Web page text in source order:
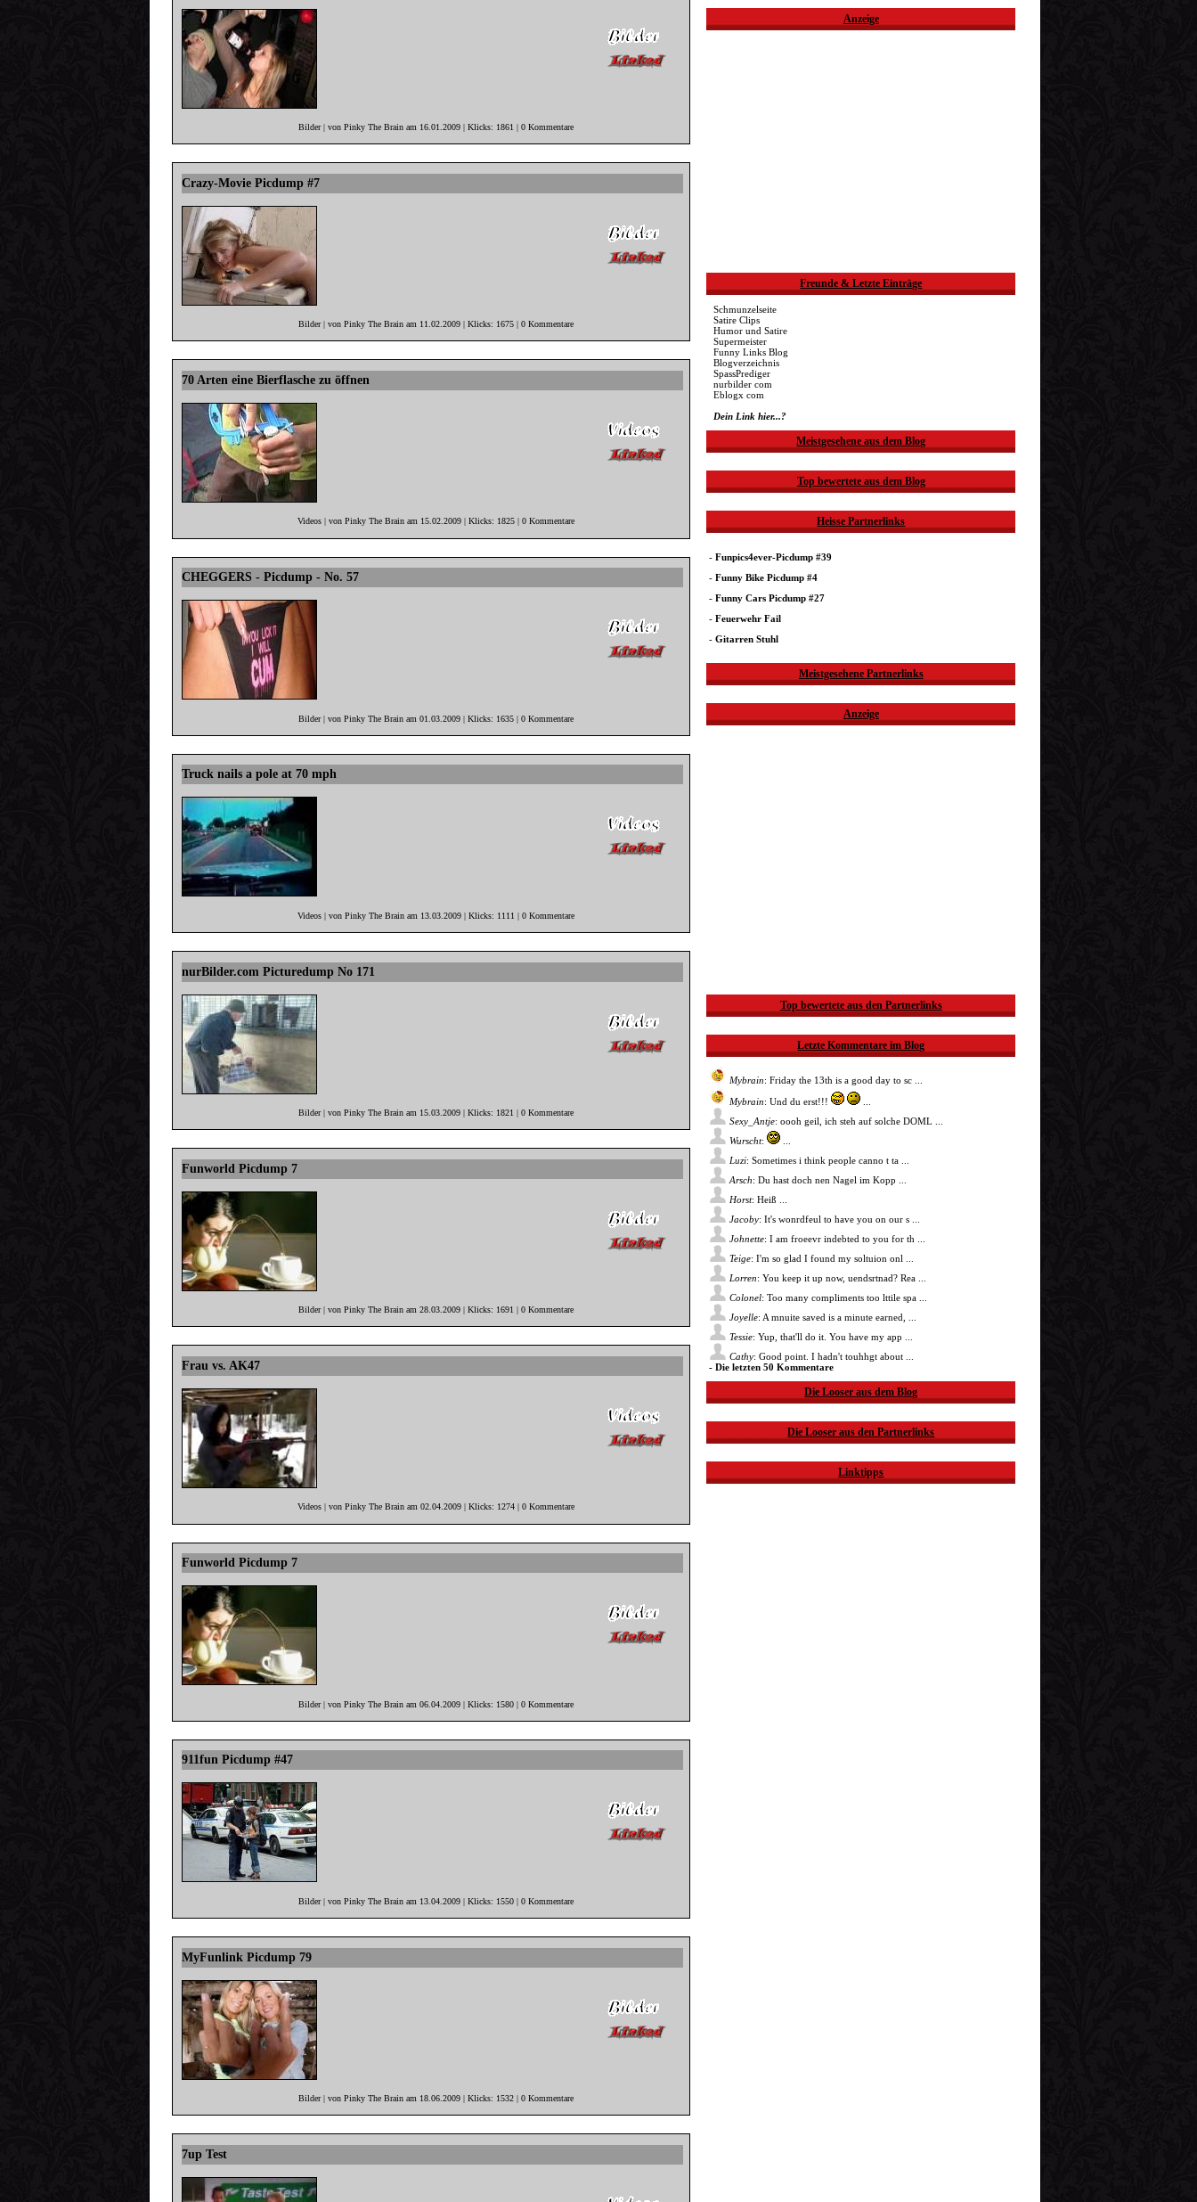
Bilder | von Pinky The Brain am 16.01.2009 | Klicks: 1861 | 0 Kommentare
Crazy-Movie Picdump #7
Bilder | von Pinky The Brain am 11.02.2009 | Klicks: 1675 | 0 Kommentare
70 Arten eine Bierflasche zu öffnen
Videos | von Pinky The Brain am 15.02.2009 | Klicks: 1825 | 0 Kommentare
CHEGGERS - Picdump - No. 57
Bilder | von Pinky The Brain am 01.03.2009 | Klicks: 1635 | 0 Kommentare
Truck nails a pole at 70 mph
Videos | von Pinky The Brain am 13.03.2009 | Klicks: 1111 | 0 Kommentare
nurBilder.com Picturedump No 171
Bilder | von Pinky The Brain am 15.03.2009 | Klicks: 1821 | 0 Kommentare
Funworld Picdump 7
Bilder | von Pinky The Brain am 28.03.2009 | Klicks: 1691 | 0 Kommentare
Frau vs. AK47
Videos | von Pinky The Brain am 02.04.2009 | Klicks: 1274 | 0 Kommentare
Funworld Picdump 7
Bilder | von Pinky The Brain am 06.04.2009 | Klicks: 1580 | 0 Kommentare
911fun Picdump #47
Bilder | von Pinky The Brain am 13.04.2009 | Klicks: 1550 | 0 Kommentare
MyFunlink Picdump 79
Bilder | von Pinky The Brain am 18.06.2009 | Klicks: 1532 | 0 Kommentare
7up Test
Anzeige
Freunde & Letzte Einträge
Schmunzelseite
Satire Clips
Humor und Satire
Supermeister
Funny Links Blog
Blogverzeichnis
SpassPrediger
nurbilder com
Eblogx com
Dein Link hier...?
Meistgesehene aus dem Blog
Top bewertete aus dem Blog
Heisse Partnerlinks
-Funpics4ever-Picdump #39
-Funny Bike Picdump #4
-Funny Cars Picdump #27
-Feuerwehr Fail
-Gitarren Stuhl
Meistgesehene Partnerlinks
Anzeige
Top bewertete aus den Partnerlinks
Letzte Kommentare im Blog
Mybrain: Friday the 13th is a good day to sc ...
Mybrain: Und du erst!!!
Sexy_Antje: oooh geil, ich steh auf solche DOML ...
Wurscht:
Luzi: Sometimes i think people canno t ta ...
Arsch: Du hast doch nen Nagel im Kopp ...
Horst: Heiß ...
Jacoby: It's wonrdfeul to have you on our s ...
Johnette: I am froeevr indebted to you for th ...
Teige: I'm so glad I found my soltuion onl ...
Lorren: You keep it up now, uendsrtnad? Rea ...
Colonel: Too many compliments too lttile spa ...
Joyelle: A mnuite saved is a minute earned, ...
Tessie: Yup, that'll do it. You have my app ...
Cathy: Good point. I hadn't touhhgt about ...
- Die letzten 50 Kommentare
Die Looser aus dem Blog
Die Looser aus den Partnerlinks
Linktipps